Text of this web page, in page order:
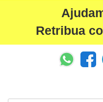
Retribua